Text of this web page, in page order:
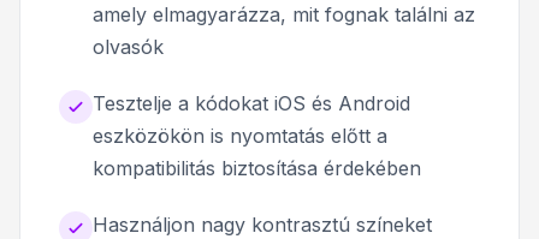
amely elmagyarázza, mit fognak találni az
olvasók
Tesztelje a kódokat iOS és Android
eszközökön is nyomtatás előtt a
kompatibilitás biztosítása érdekében
Használjon nagy kontrasztú színeket